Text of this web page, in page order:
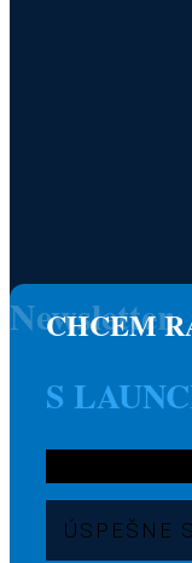
CHCEM
S
Newsletter
ÚSPEŠNE